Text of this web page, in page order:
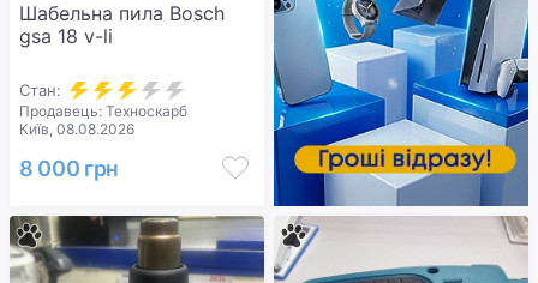
Шабельна пила Bosch
gsa 18 v-li
Стан:
Продавець: Техноскарб
Київ, 08.08.2026
8 000 грн